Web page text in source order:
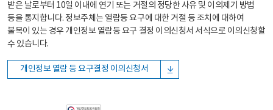
받은 날로부터 10일 이내에 연기 또는 거절의 정당한 사유 및 이의제기 방법
등을 통지합니다. 정보주체는 열람등 요구에 대한 거절 등 조치에 대하여
불복이 있는 경우 개인정보 열람등 요구 결정 이의신청서 서식으로 이의신청할
수 있습니다.
개인정보 열람 등 요구결정 이의신청서